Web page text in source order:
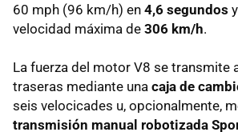
60 mph (96 km/h) en 4,6 segundos
velocidad máxima de 306 km/h.
La fuerza del motor V8 se transmite
traseras mediante una caja de
seis velocicades u, opcionalmente,
transmisión manual robotizada